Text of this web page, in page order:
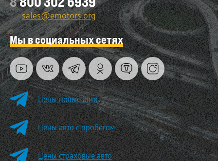
sales@emotors.org
Мы в социальных сетях
Цены новые авто
Цены авто с пробегом
Цены страховые авто